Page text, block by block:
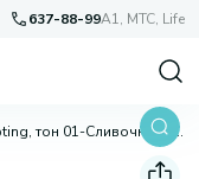
637-88-99A1, МТС, Life
Ideal Sculpting, тон 01-Сливочная карамель